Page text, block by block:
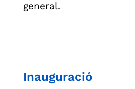
general.
Inauguració